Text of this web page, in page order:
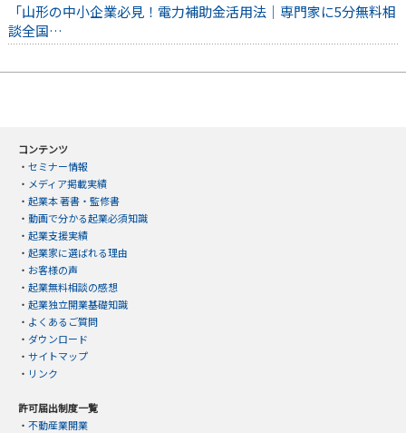
「山形の中小企業必見！電力補助金活用法｜専門家に5分無料相
談全国…
コンテンツ
・ セミナー情報
・ メディア掲載実績
・ 起業本 著書・監修書
・ 動画で分かる起業必須知識
・ 起業支援実績
・ 起業家に選ばれる理由
・ お客様の声
・ 起業無料相談の感想
・ 起業独立開業基礎知識
・ よくあるご質問
・ ダウンロード
・ サイトマップ
・ リンク
許可届出制度一覧
・ 不動産業開業